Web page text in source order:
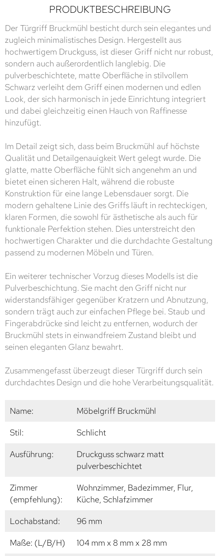
PRODUKTBESCHREIBUNG
Der Türgriff Bruckmühl besticht durch sein elegantes und
zugleich minimalistisches Design. Hergestellt aus
hochwertigem Druckguss, ist dieser Griff nicht nur robust,
sondern auch außerordentlich langlebig. Die
pulverbeschichtete, matte Oberfläche in stilvollem
Schwarz verleiht dem Griff einen modernen und edlen
Look, der sich harmonisch in jede Einrichtung integriert
und dabei gleichzeitig einen Hauch von Raffinesse
hinzufügt.
Im Detail zeigt sich, dass beim Bruckmühl auf höchste
Qualität und Detailgenauigkeit Wert gelegt wurde. Die
glatte, matte Oberfläche fühlt sich angenehm an und
bietet einen sicheren Halt, während die robuste
Konstruktion für eine lange Lebensdauer sorgt. Die
modern gehaltene Linie des Griffs läuft in rechteckigen,
klaren Formen, die sowohl für ästhetische als auch für
funktionale Perfektion stehen. Dies unterstreicht den
hochwertigen Charakter und die durchdachte Gestaltung
passend zu modernen Möbeln und Türen.
Ein weiterer technischer Vorzug dieses Modells ist die
Pulverbeschichtung. Sie macht den Griff nicht nur
widerstandsfähiger gegenüber Kratzern und Abnutzung,
sondern trägt auch zur einfachen Pflege bei. Staub und
Fingerabdrücke sind leicht zu entfernen, wodurch der
Bruckmühl stets in einwandfreiem Zustand bleibt und
seinen eleganten Glanz bewahrt.
Zusammengefasst überzeugt dieser Türgriff durch sein
durchdachtes Design und die hohe Verarbeitungsqualität.
Name:
Möbelgriff Bruckmühl
Stil:
Schlicht
Ausführung:
Druckguss schwarz matt
pulverbeschichtet
Zimmer
(empfehlung):
Wohnzimmer, Badezimmer, Flur,
Küche, Schlafzimmer
Lochabstand:
96 mm
Maße: (L/B/H)
104 mm x 8 mm x 28 mm